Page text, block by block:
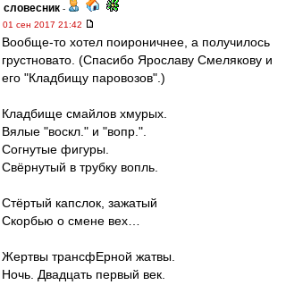
словесник -
01 сен 2017 21:42
Вообще-то хотел поироничнее, а получилось
грустновато. (Спасибо Ярославу Смелякову и
его "Кладбищу паровозов".)
Кладбище смайлов хмурых.
Вялые "воскл." и "вопр.".
Согнутые фигуры.
Свёрнутый в трубку вопль.
Стёртый капслок, зажатый
Скорбью о смене вех…
Жертвы трансфЕрной жатвы.
Ночь. Двадцать первый век.